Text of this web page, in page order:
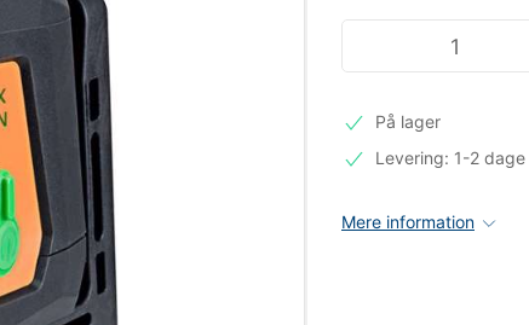
På lager
Levering: 1-2 dage
Mere information